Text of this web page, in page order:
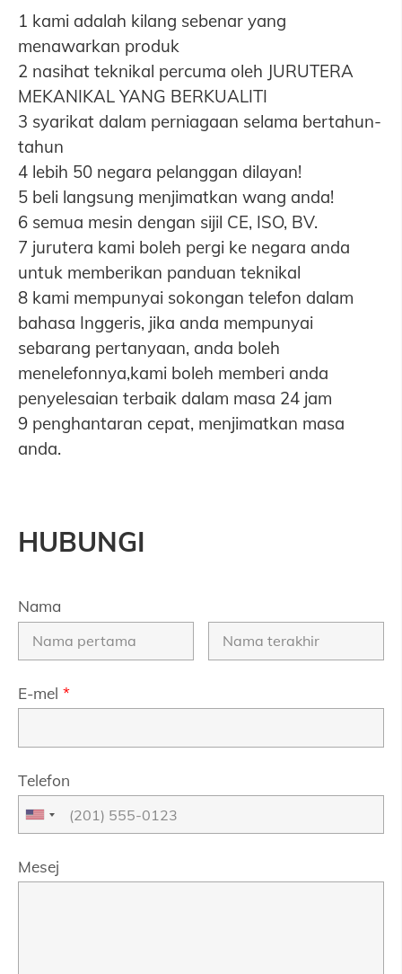
1 kami adalah kilang sebenar yang
menawarkan produk
2 nasihat teknikal percuma oleh JURUTERA
MEKANIKAL YANG BERKUALITI
3 syarikat dalam perniagaan selama bertahun-
tahun
4 lebih 50 negara pelanggan dilayan!
5 beli langsung menjimatkan wang anda!
6 semua mesin dengan sijil CE, ISO, BV.
7 jurutera kami boleh pergi ke negara anda
untuk memberikan panduan teknikal
8 kami mempunyai sokongan telefon dalam
bahasa Inggeris, jika anda mempunyai
sebarang pertanyaan, anda boleh
menelefonnya,kami boleh memberi anda
penyelesaian terbaik dalam masa 24 jam
9 penghantaran cepat, menjimatkan masa
anda.
HUBUNGI
Nama
E-mel *
Telefon
Mesej